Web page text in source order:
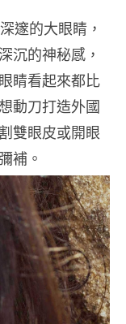
邃的大眼睛，
沉的神秘感，
睛看起來都比
動刀打造外國
雙眼皮或開眼
補。